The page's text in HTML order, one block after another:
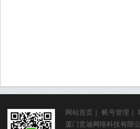
网站首页 | 帐号管理 |
厦门竞迪网络科技有限